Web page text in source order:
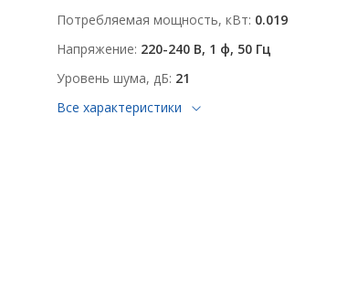
Потребляемая мощность, кВт 0.019
Напряжение 220-240 В, 1 ф, 50 Гц
Уровень шума, дБ 21
Все характеристики